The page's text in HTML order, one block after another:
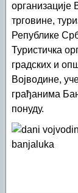
организације
трговине,
Републике
Туристичка
градских и
Војводине,
грађанима
понуду.